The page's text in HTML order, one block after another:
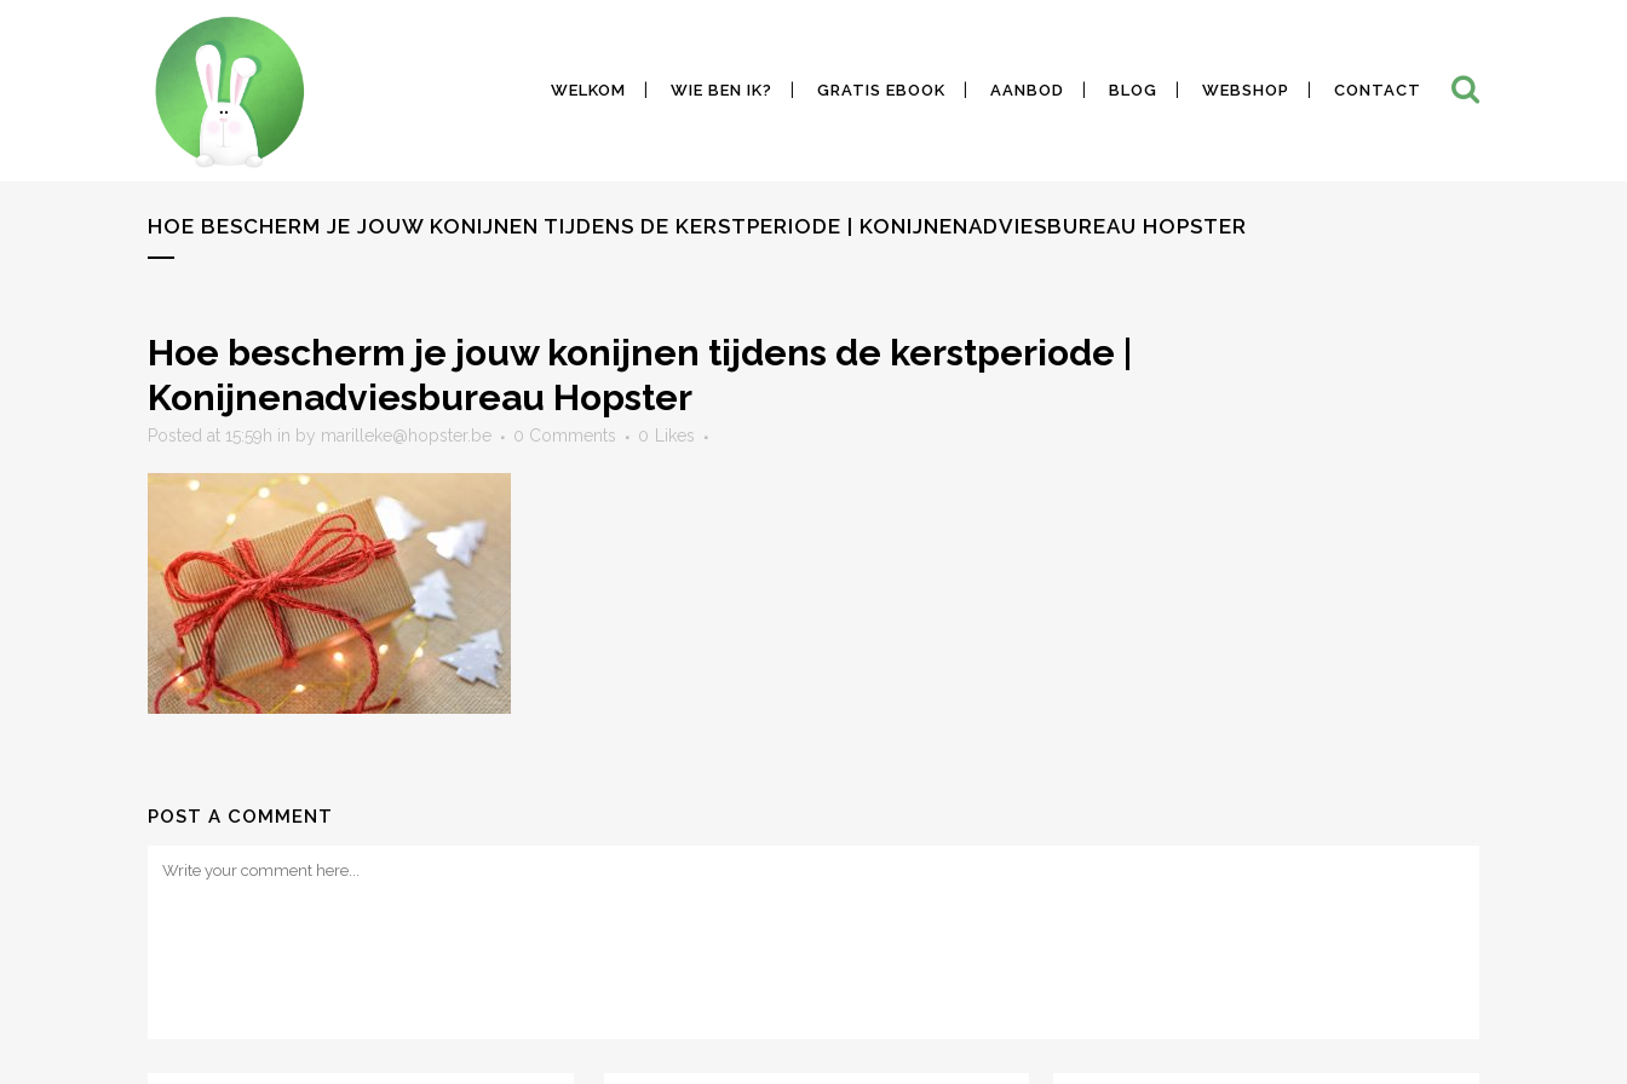
WELKOM WIE BEN IK? GRATIS EBOOK AANBOD BLOG WEBSHOP CONTACT
HOE BESCHERM JE JOUW KONIJNEN TIJDENS DE KERSTPERIODE | KONIJNENADVIESBUREAU HOPSTER
Hoe bescherm je jouw konijnen tijdens de kerstperiode |
Konijnenadviesbureau Hopster
Posted at 15:59h in by marilleke@hopster.be 0 Comments 0 Likes
POST A COMMENT